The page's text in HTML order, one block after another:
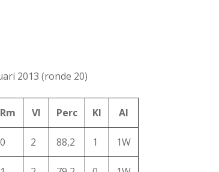
2013 (ronde 20)
Rm Vl Perc Kl Al
0 2 88,2 1 1W